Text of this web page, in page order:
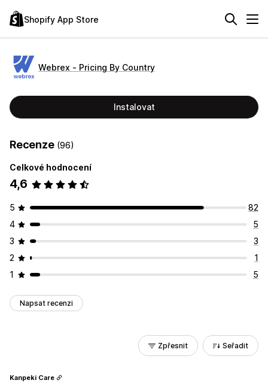
Shopify App Store
Webrex ‑ Pricing By Country
Instalovat
Recenze (96)
Celkové hodnocení
4,6
5
82
4
5
3
3
2
1
1
5
Napsat recenzi
Zpřesnit Seřadit
Kanpeki Care